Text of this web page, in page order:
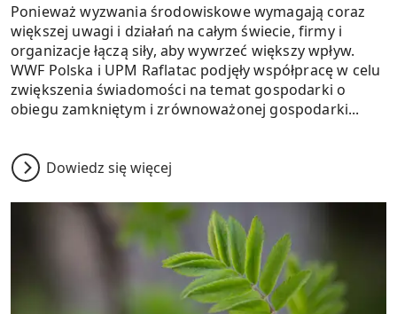
Ponieważ wyzwania środowiskowe wymagają coraz
większej uwagi i działań na całym świecie, firmy i
organizacje łączą siły, aby wywrzeć większy wpływ.
WWF Polska i UPM Raflatac podjęły współpracę w celu
zwiększenia świadomości na temat gospodarki o
obiegu zamkniętym i zrównoważonej gospodarki...
Dowiedz się więcej